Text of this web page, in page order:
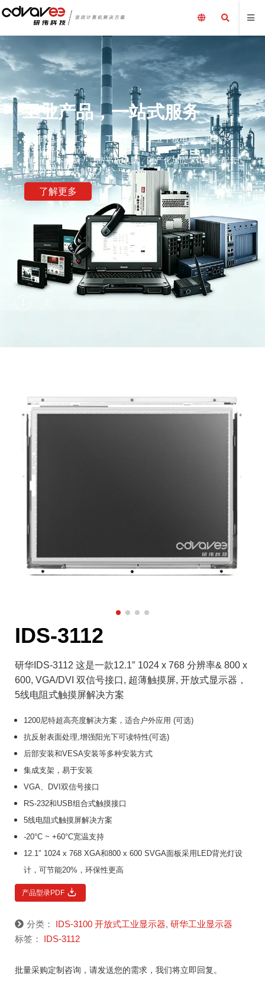
工业产品，一站式服务
嵌入式电脑、工控机、工业主板、工业平板电脑、采集卡、
工业计算机及配件、
加固笔记本电脑、三防平板电脑，国产化加固笔记本，配套
电源外围设备及解决方案
了解更多
IDS-3112
研华IDS-3112 这是一款12.1″ 1024 x 768 分辨率& 800 x
600, VGA/DVI 双信号接口, 超薄触摸屏, 开放式显示器，
5线电阻式触摸屏解决方案
1200尼特超高亮度解决方案，适合户外应用 (可选)
抗反射表面处理,增强阳光下可读特性(可选)
后部安装和VESA安装等多种安装方式
集成支架，易于安装
VGA、DVI双信号接口
RS-232和USB组合式触摸接口
5线电阻式触摸屏解决方案
-20°C ~ +60°C宽温支持
12.1″ 1024 x 768 XGA和800 x 600 SVGA面板采用LED背光灯设
计，可节能20%，环保性更高
产品型录PDF
分类： IDS-3100 开放式工业显示器, 研华工业显示器
标签： IDS-3112
批量采购定制咨询，请发送您的需求，我们将立即回复。